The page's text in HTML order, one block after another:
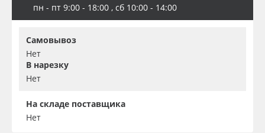
Заготовки для сувениров
пн - пт 9:00 - 18:00 , сб 10:00 - 14:00
Самовывоз
Нет
В нарезку
Нет
На складе поставщика
Нет